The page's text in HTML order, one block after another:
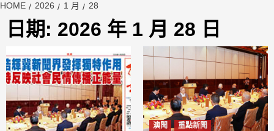
HOME 2026 1 月 28
日期: 2026 年 1 月 28 日
澳聞 重點新聞